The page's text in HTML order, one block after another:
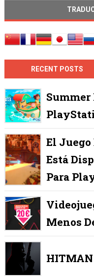
RECENT POSTS
Summer
El
Está
Para
Menos